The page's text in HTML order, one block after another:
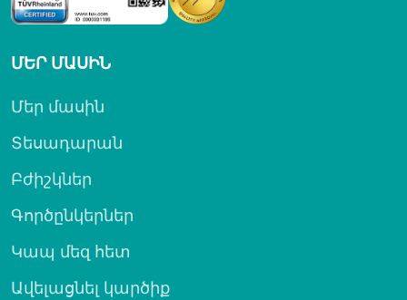
ՄԵՐ ՄԱՍԻՆ
Մեր մասին
Տեսադարան
Բժիշկներ
Գործընկերներ
Կապ մեզ հետ
Ավելացնել կարծիք